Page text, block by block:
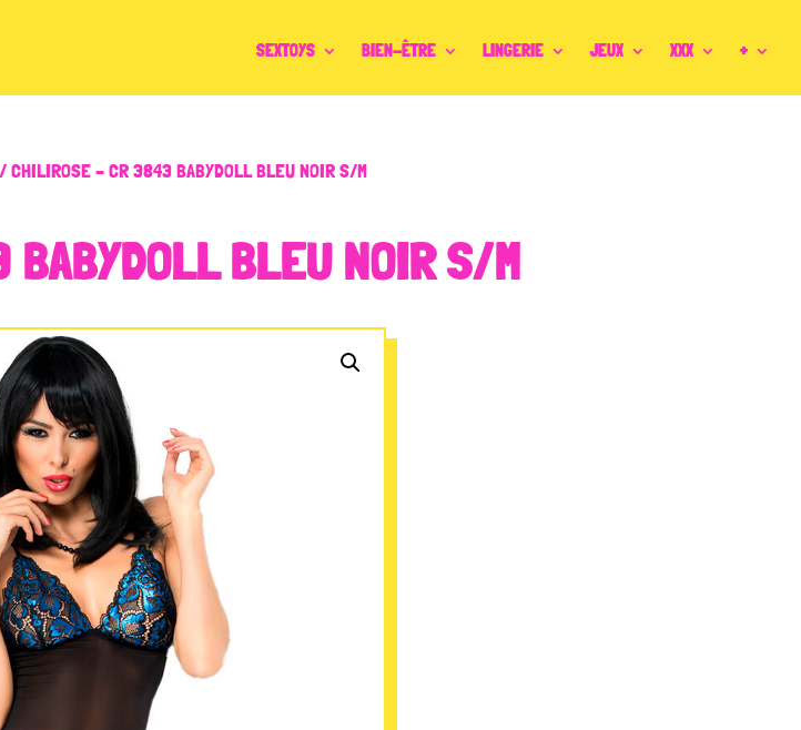
SEXTOYS BIEN-ÊTRE LINGERIE JEUX XXX +
– CR 3843 BABYDOLL BLEU NOIR S/M
BLEU NOIR S/M